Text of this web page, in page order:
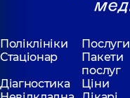
Поліклініки
Послуги
Стаціонар
Пакети
послуг
Діагностика
Ціни